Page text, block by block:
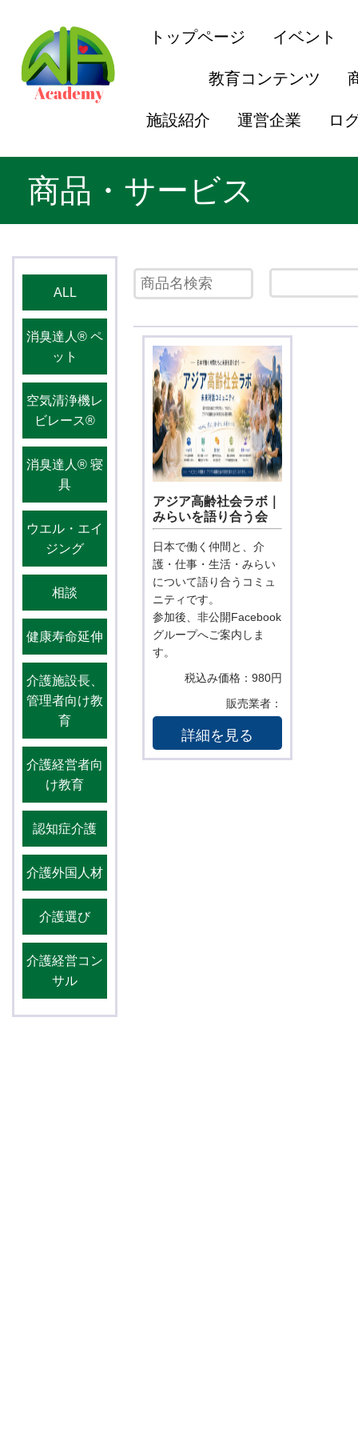
トップページ イベント
教育コンテンツ
施設紹介 運営企業 ロ
商品・サービス
ALL
消臭達人®️ ペ
ット
空気清浄機レ
ビレース®️
消臭達人®️ 寝
具
ウエル・エイ
ジング
相談
健康寿命延伸
介護施設長、
管理者向け教
育
介護経営者向
け教育
認知症介護
介護外国人材
介護選び
介護経営コン
サル
アジア高齢社会ラボ｜
みらいを語り合う会
日本で働く仲間と、介
護・仕事・生活・みらい
について語り合うコミュ
ニティです。
参加後、非公開Facebook
グループへご案内しま
す。
税込み価格：980円
販売業者：
詳細を見る